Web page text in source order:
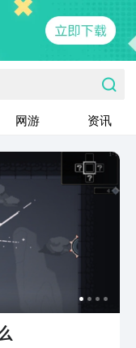
网游 资讯